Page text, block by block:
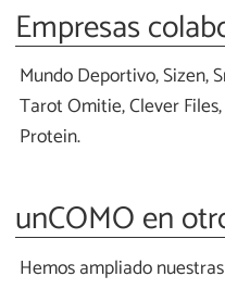
Empresas
Mundo Deportivo, Sizen,
Tarot Omitie, Clever
Protein.
unCOMO en
Hemos ampliado